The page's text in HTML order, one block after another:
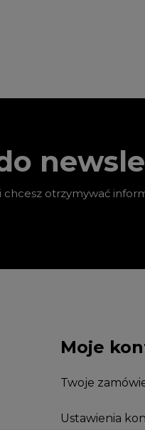
chcesz otrzymywać
Moje
Twoje
Ustawienia